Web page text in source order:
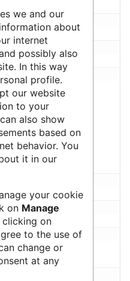
secondaires de
d’ions
X
,
Physique
vide +
,
+
+
nationale
we and our
about
internet
possibly also
In this way
profile.
our website
to your
also show
based on
behavior. You
it in our
your cookie
on Manage
clicking on
to the use of
change or
at any